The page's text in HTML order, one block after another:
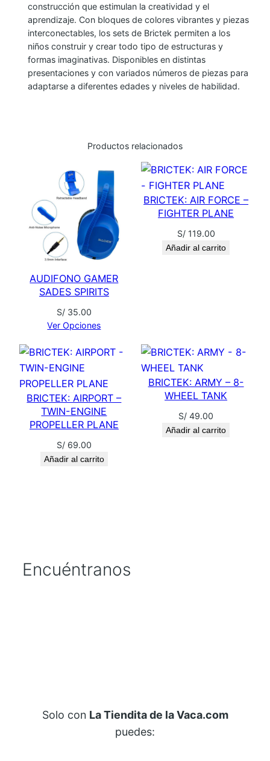
n
t
d
construcción que estimulan la creatividad y el
aprendizaje. Con bloques de colores vibrantes y piezas
interconectables, los sets de Brictek permiten a los
niños construir y crear todo tipo de estructuras y
formas imaginativas. Disponibles en distintas
presentaciones y con variados números de piezas para
adaptarse a diferentes edades y niveles de habilidad.
Productos relacionados
AUDIFONO GAMER
SADES SPIRITS
S/35.00
Ver Opciones
BRICTEK: AIR FORCE –
FIGHTER PLANE
S/119.00
Añadir al carrito
BRICTEK: AIRPORT –
TWIN-ENGINE
PROPELLER PLANE
S/69.00
Añadir al carrito
BRICTEK: ARMY – 8-
WHEEL TANK
S/ 49.00
Añadir al carrito
Encuéntranos
Solo con La Tiendita de la Vaca.com
puedes: